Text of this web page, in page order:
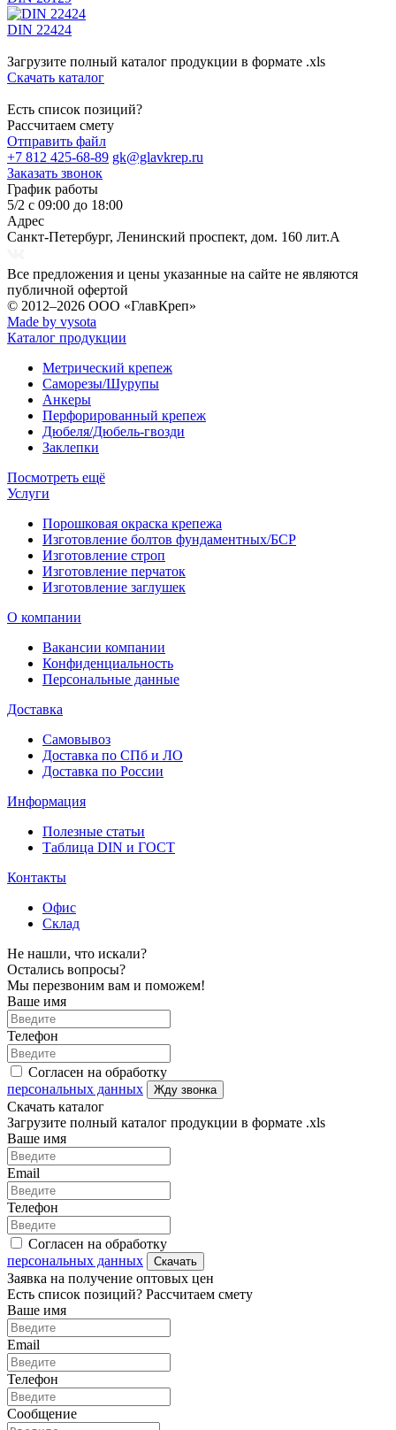
DIN 22424
Загрузите полный каталог продукции в формате .xls
Скачать каталог
Есть список позиций?
Рассчитаем смету
Отправить файл
+7 812 425-68-89 gk@glavkrep.ru
Заказать звонок
График работы
5/2 с 09:00 до 18:00
Адрес
Санкт-Петербург, Ленинский проспект, дом. 160 лит.А
Все предложения и цены указанные на сайте не являются
публичной офертой
© 2012–2026 ООО «ГлавКреп»
Made by vysota
Каталог продукции
Метрический крепеж
Саморезы/Шурупы
Анкеры
Перфорированный крепеж
Дюбеля/Дюбель-гвозди
Заклепки
Посмотреть ещё
Услуги
Порошковая окраска крепежа
Изготовление болтов фундаментных/БСР
Изготовление строп
Изготовление перчаток
Изготовление заглушек
О компании
Вакансии компании
Конфиденциальность
Персональные данные
Доставка
Самовывоз
Доставка по СПб и ЛО
Доставка по России
Информация
Полезные статьи
Таблица DIN и ГОСТ
Контакты
Офис
Склад
Не нашли, что искали?
Остались вопросы?
Мы перезвоним вам и поможем!
Ваше имя
Телефон
Согласен на обработку
персональных данных
Жду звонка
Скачать каталог
Загрузите полный каталог продукции в формате .xls
Ваше имя
Email
Телефон
Согласен на обработку
персональных данных
Скачать
Заявка на получение оптовых цен
Есть список позиций? Рассчитаем смету
Ваше имя
Email
Телефон
Сообщение